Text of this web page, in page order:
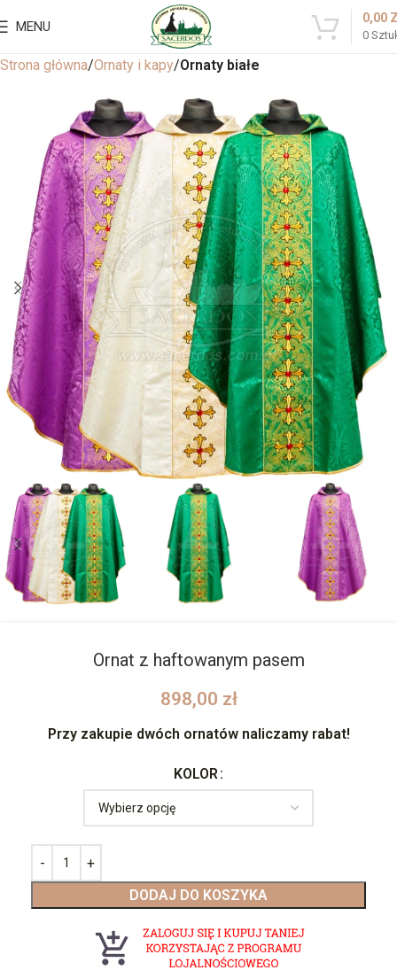
MENU
0
0,00
Strona główna Ornaty i kapy Ornaty białe
Ornat z haftowanym pasem
898,00 zł
Przy zakupie dwóch ornatów naliczamy rabat!
KOLOR
DODAJ DO KOSZYKA